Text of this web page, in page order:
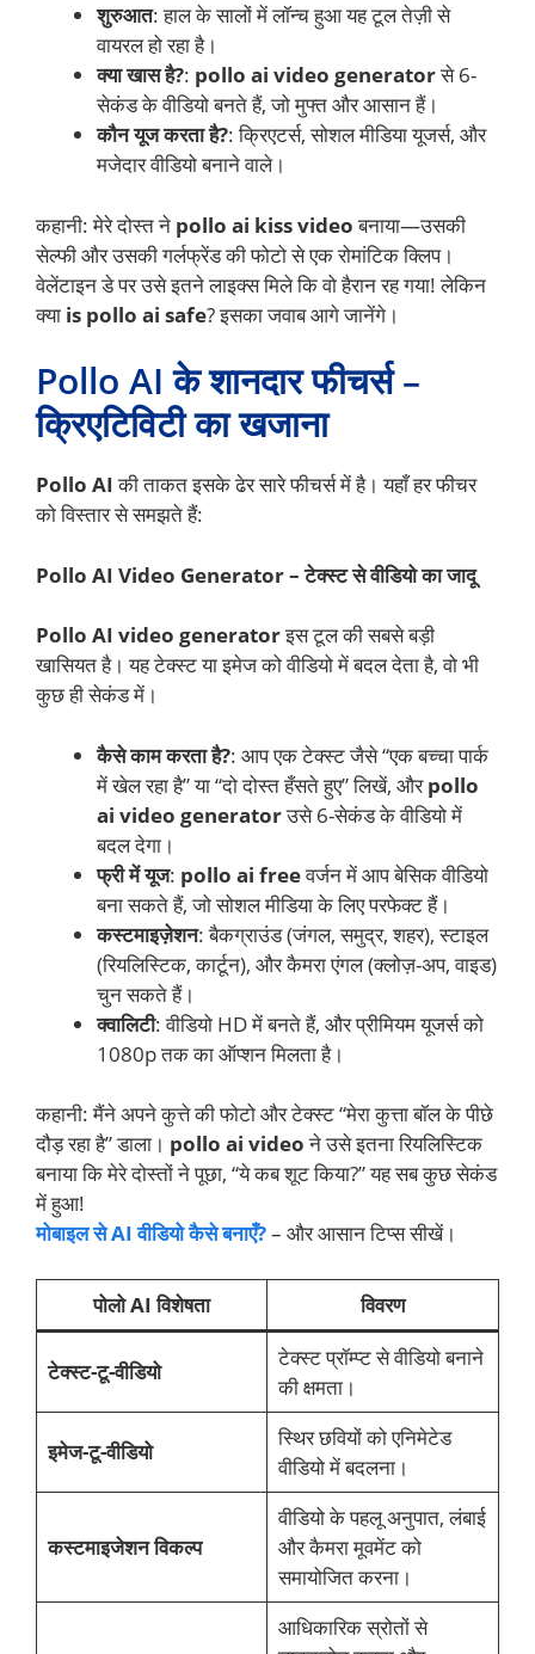
शुरुआत: हाल के सालों में लॉन्च हुआ यह टूल तेज़ी से
वायरल हो रहा है।
क्या खास है?: pollo ai video generatorसे 6-
सेकंड के वीडियो बनते हैं, जो मुफ्त और आसान हैं।
कौन यूज करता है?: क्रिएटर्स, सोशल मीडिया यूजर्स, और
मजेदार वीडियो बनाने वाले।
कहानी: मेरे दोस्त ने pollo ai kiss videoबनाया—उसकी
सेल्फी और उसकी गर्लफ्रेंड की फोटो से एक रोमांटिक क्लिप।
वेलेंटाइन डे पर उसे इतने लाइक्स मिले कि वो हैरान रह गया! लेकिन
क्या is pollo ai safe? इसका जवाब आगे जानेंगे।
Pollo AI के शानदार फीचर्स –
क्रिएटिविटी का खजाना
Pollo AI की ताकत इसके ढेर सारे फीचर्स में है। यहाँ हर फीचर
को विस्तार से समझते हैं:
Pollo AI Video Generator – टेक्स्ट से वीडियो का जादू
Pollo AI video generatorइस टूल की सबसे बड़ी
खासियत है। यह टेक्स्ट या इमेज को वीडियो में बदल देता है, वो भी
कुछ ही सेकंड में।
कैसे काम करता है?: आप एक टेक्स्ट जैसे “एक बच्चा पार्क
में खेल रहा है” या “दो दोस्त हँसते हुए” लिखें, औरpollo
ai video generatorउसे 6-सेकंड के वीडियो में
बदल देगा।
फ्री में यूज: pollo ai freeवर्जन में आप बेसिक वीडियो
बना सकते हैं, जो सोशल मीडिया के लिए परफेक्ट हैं।
कस्टमाइज़ेशन: बैकग्राउंड (जंगल, समुद्र, शहर), स्टाइल
(रियलिस्टिक, कार्टून), और कैमरा एंगल (क्लोज़-अप, वाइड)
चुन सकते हैं।
क्वालिटी: वीडियो HD में बनते हैं, और प्रीमियम यूजर्स को
1080p तक का ऑप्शन मिलता है।
कहानी: मैंने अपने कुत्ते की फोटो और टेक्स्ट “मेरा कुत्ता बॉल के पीछे
दौड़ रहा है” डाला। pollo ai videoने उसे इतना रियलिस्टिक
बनाया कि मेरे दोस्तों ने पूछा, “ये कब शूट किया?” यह सब कुछ सेकंड
में हुआ!
मोबाइल से AI वीडियो कैसे बनाएँ?– और आसान टिप्स सीखें।
पोलो AIविशेषता विवरण
टेक्स्ट-टू-वीडियो
टेक्स्ट प्रॉम्प्ट से वीडियो बनाने
की क्षमता।
इमेज-टू-वीडियो
स्थिर छवियों को एनिमेटेड
वीडियो में बदलना।
कस्टमाइजेशन विकल्प
वीडियो के पहलू अनुपात, लंबाई
और कैमरा मूवमेंट को
समायोजित करना।
आधिकारिक स्रोतों से